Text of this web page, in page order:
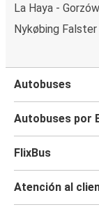
La Haya -
Nykøbing
Autobuses
Autobuses por
FlixBus
Atención al